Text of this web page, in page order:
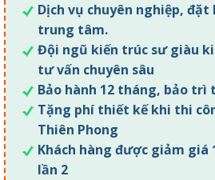
Dịch vụ chuyên nghiệp,
trung tâm.
Đội ngũ kiến trúc sư giàu
tư vấn chuyên sâu
Bảo hành 12 tháng, bảo trì
Tặng phí thiết kế khi thi
Thiên Phong
Khách hàng được giảm giá
lần 2